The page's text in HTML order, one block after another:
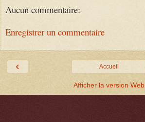
Aucun commentaire:
Enregistrer un commentaire
‹ Accueil
Afficher la version Web